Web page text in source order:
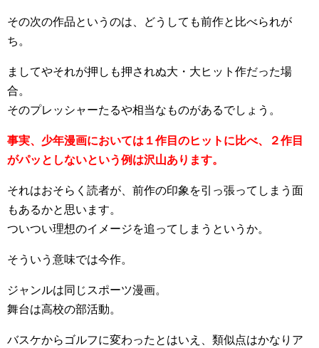
その次の作品というのは、どうしても前作と比べられが
ち。
ましてやそれが押しも押されぬ大・大ヒット作だった場
合。
そのプレッシャーたるや相当なものがあるでしょう。
事実、少年漫画においては１作目のヒットに比べ、２作目
がパッとしないという例は沢山あります。
それはおそらく読者が、前作の印象を引っ張ってしまう面
もあるかと思います。
ついつい理想のイメージを追ってしまうというか。
そういう意味では今作。
ジャンルは同じスポーツ漫画。
舞台は高校の部活動。
バスケからゴルフに変わったとはいえ、類似点はかなりア